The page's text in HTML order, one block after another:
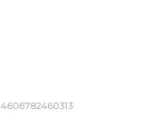
4606782460313